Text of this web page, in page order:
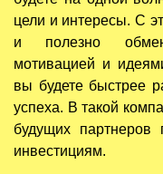
цели и интересы. С
и полезно
мотивацией и
вы будете быстрее
успеха. В такой
будущих
инвестициям.